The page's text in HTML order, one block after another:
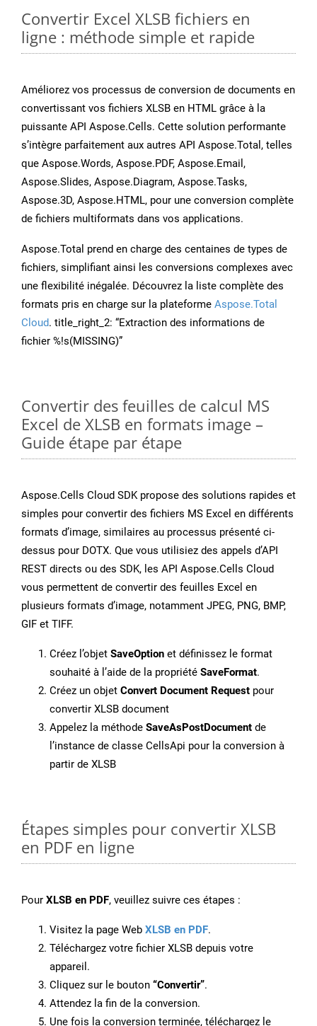
Convertir Excel XLSB fichiers en
ligne : méthode simple et rapide
Améliorez vos processus de conversion de documents en
convertissant vos fichiers XLSB en HTML grâce à la
puissante API Aspose.Cells. Cette solution performante
s’intègre parfaitement aux autres API Aspose.Total, telles
que Aspose.Words, Aspose.PDF, Aspose.Email,
Aspose.Slides, Aspose.Diagram, Aspose.Tasks,
Aspose.3D, Aspose.HTML, pour une conversion complète
de fichiers multiformats dans vos applications.
Aspose.Total prend en charge des centaines de types de
fichiers, simplifiant ainsi les conversions complexes avec
une flexibilité inégalée. Découvrez la liste complète des
formats pris en charge sur la plateforme Aspose.Total
Cloud. title_right_2: “Extraction des informations de
fichier %!s(MISSING)”
Convertir des feuilles de calcul MS
Excel de XLSB en formats image –
Guide étape par étape
Aspose.Cells Cloud SDK propose des solutions rapides et
simples pour convertir des fichiers MS Excel en différents
formats d’image, similaires au processus présenté ci-
dessus pour DOTX. Que vous utilisiez des appels d’API
REST directs ou des SDK, les API Aspose.Cells Cloud
vous permettent de convertir des feuilles Excel en
plusieurs formats d’image, notamment JPEG, PNG, BMP,
GIF et TIFF.
Créez l’objet SaveOption et définissez le format
souhaité à l’aide de la propriété SaveFormat.
Créez un objet Convert Document Request pour
convertir XLSB document
Appelez la méthode SaveAsPostDocument de
l’instance de classe CellsApi pour la conversion à
partir de XLSB
Étapes simples pour convertir XLSB
en PDF en ligne
Pour XLSB en PDF, veuillez suivre ces étapes :
Visitez la page Web XLSB en PDF.
Téléchargez votre fichier XLSB depuis votre
appareil.
Cliquez sur le bouton “Convertir”.
Attendez la fin de la conversion.
Une fois la conversion terminée, téléchargez le